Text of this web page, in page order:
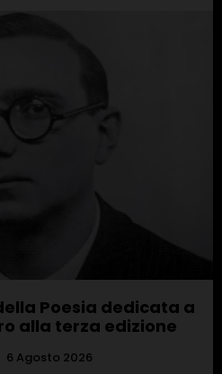
Poesia dedicata a
alla terza edizione
6 Agosto 2026